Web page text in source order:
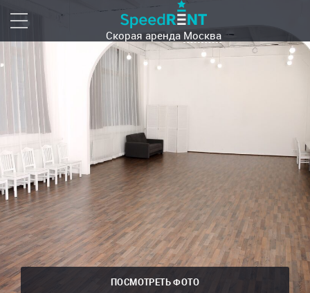
Скорая аренда Москва
ПОСМОТРЕТЬ ФОТО